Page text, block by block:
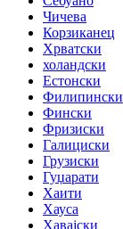
Чичева
Корзиканец
Хрватски
холандски
Естонски
Филипински
Фински
Фризиски
Галициски
Грузиски
Гуџарати
Хаити
Хауса
Хавајски